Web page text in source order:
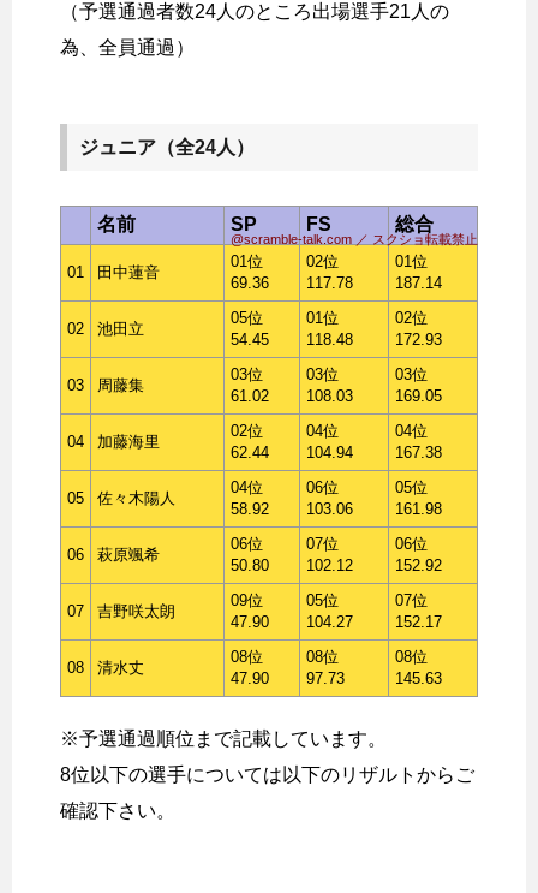
（予選通過者数24人のところ出場選手21人の
為、全員通過）
ジュニア（全24人）
@scramble-talk.com ／ スクショ転載禁止
名前 SP FS 総合
01 田中蓮音
01位
69.36
02位
117.78
01位
187.14
02 池田立
05位
54.45
01位
118.48
02位
172.93
03 周藤集
03位
61.02
03位
108.03
03位
169.05
04 加藤海里
02位
62.44
04位
104.94
04位
167.38
05 佐々木陽人
04位
58.92
06位
103.06
05位
161.98
06 萩原颯希
06位
50.80
07位
102.12
06位
152.92
07 吉野咲太朗
09位
47.90
05位
104.27
07位
152.17
08 清水丈
08位
47.90
08位
97.73
08位
145.63
※予選通過順位まで記載しています。
8位以下の選手については以下のリザルトからご
確認下さい。